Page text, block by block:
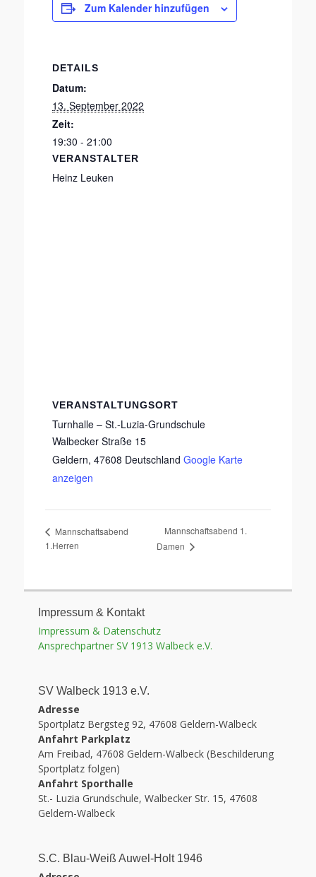
Zum Kalender hinzufügen
DETAILS
Datum:
13. September 2022
Zeit:
19:30 - 21:00
VERANSTALTER
Heinz Leuken
VERANSTALTUNGSORT
Turnhalle – St.-Luzia-Grundschule
Walbecker Straße 15
Geldern, 47608 Deutschland Google Karte
anzeigen
Mannschaftsabend
1.Herren
Mannschaftsabend 1.
Damen
Impressum & Kontakt
Impressum & Datenschutz
Ansprechpartner SV 1913 Walbeck e.V.
SV Walbeck 1913 e.V.
Adresse
Sportplatz Bergsteg 92, 47608 Geldern-Walbeck
Anfahrt Parkplatz
Am Freibad, 47608 Geldern-Walbeck (Beschilderung
Sportplatz folgen)
Anfahrt Sporthalle
St.- Luzia Grundschule, Walbecker Str. 15, 47608
Geldern-Walbeck
S.C. Blau-Weiß Auwel-Holt 1946